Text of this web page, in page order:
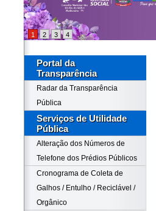
1 2 3 4
Portal da
Transparência
Radar da Transparência
Pública
Serviços de Utilidade
Pública
Alteração dos Números de
Telefone dos Prédios Públicos
Cronograma de Coleta de
Galhos / Entulho / Reciclável /
Orgânico